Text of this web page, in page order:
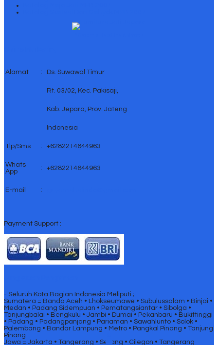
Alamat : Ds. Suwawal Timur
Rt. 03/02, Kec. Pakisaji,
Kab. Jepara, Prov. Jateng
Indonesia
Tlp/Sms : +6282214644963
Whats
App
: +6282214644963
E-mail :
Payment Support :
- Seluruh Kota Bagian Indonesia Meliputi ;
Sumatera = Banda Aceh • Lhokseumawe • Subulussalam • Binjai •
Medan • Padang Sidempuan • Pematangsiantar • Sibolga •
Tanjungbalai • Bengkulu • Jambi • Dumai • Pekanbaru • Bukittinggi
• Padang • Padangpanjang • Pariaman • Sawahlunto • Solok •
Palembang • Bandar Lampung • Metro • Pangkal Pinang • Tanjung
Pinang
Jawa = Jakarta • Tangerang • Serang • Cilegon • Tangerang